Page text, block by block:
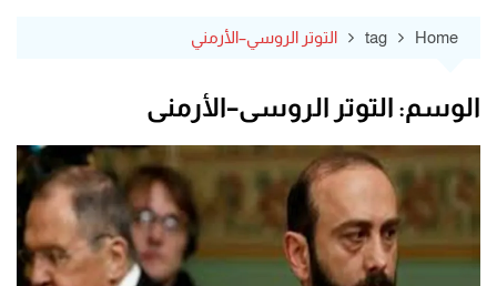
Home
tag التوتر الروسي–الأرمني
الوسم: التوتر الروسي–الأرمني